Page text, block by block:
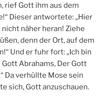
rief Gott ihm aus dem
Dieser antwortete: „Hier
nicht näher heran! Ziehe
denn der Ort, auf dem
Und er fuhr fort: „Ich bin
Abrahams, Der Gott
Da verhüllte Mose sein
sich, Gott anzuschauen.